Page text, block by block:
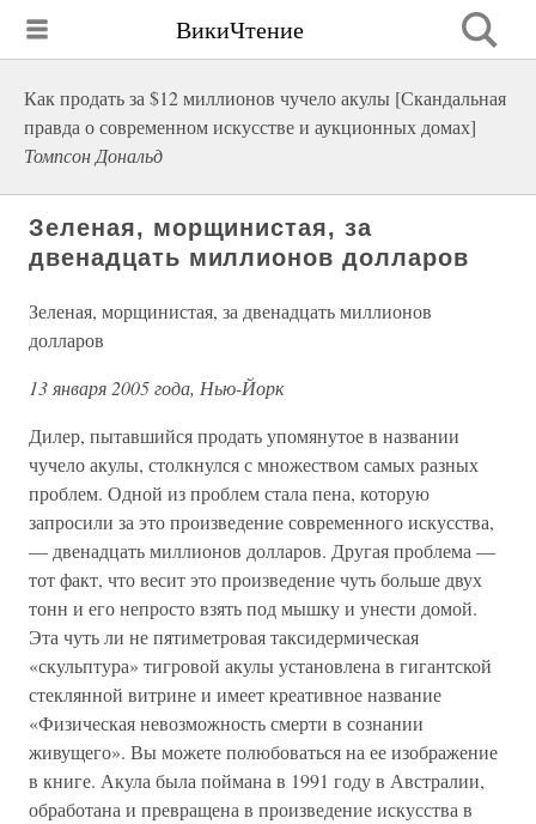
ВикиЧтение
Как продать за $12 миллионов чучело акулы [Скандальная
правда о современном искусстве и аукционных домах]
Томпсон Дональд
Зеленая, морщинистая, за
двенадцать миллионов долларов
Зеленая, морщинистая, за двенадцать миллионов
долларов
13 января 2005 года, Нью-Йорк
Дилер, пытавшийся продать упомянутое в названии
чучело акулы, столкнулся с множеством самых разных
проблем. Одной из проблем стала пена, которую
запросили за это произведение современного искусства,
— двенадцать миллионов долларов. Другая проблема —
тот факт, что весит это произведение чуть больше двух
тонн и его непросто взять под мышку и унести домой.
Эта чуть ли не пятиметровая таксидермическая
«скульптура» тигровой акулы установлена в гигантской
стеклянной витрине и имеет креативное название
«Физическая невозможность смерти в сознании
живущего». Вы можете полюбоваться на ее изображение
в книге. Акула была поймана в 1991 году в Австралии,
обработана и превращена в произведение искусства в